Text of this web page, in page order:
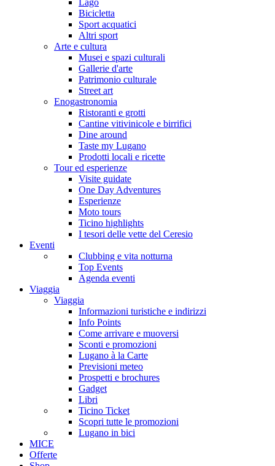
Lago
Bicicletta
Sport acquatici
Altri sport
Arte e cultura
Musei e spazi culturali
Gallerie d'arte
Patrimonio culturale
Street art
Enogastronomia
Ristoranti e grotti
Cantine vitivinicole e birrifici
Dine around
Taste my Lugano
Prodotti locali e ricette
Tour ed esperienze
Visite guidate
One Day Adventures
Esperienze
Moto tours
Ticino highlights
I tesori delle vette del Ceresio
Eventi
Clubbing e vita notturna
Top Events
Agenda eventi
Viaggia
Viaggia
Informazioni turistiche e indirizzi
Info Points
Come arrivare e muoversi
Sconti e promozioni
Lugano à la Carte
Previsioni meteo
Prospetti e brochures
Gadget
Libri
Ticino Ticket
Scopri tutte le promozioni
Lugano in bici
MICE
Offerte